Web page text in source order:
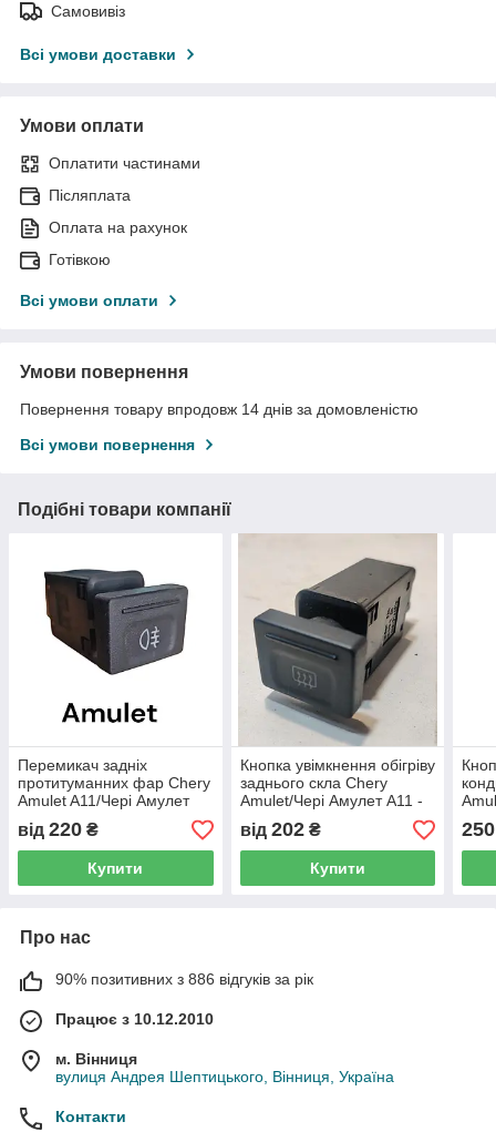
Самовивіз
Всі умови доставки
Умови оплати
Оплатити частинами
Післяплата
Оплата на рахунок
Готівкою
Всі умови оплати
Умови повернення
Повернення товару впродовж 14 днів за домовленістю
Всі умови повернення
Подібні товари компанії
Перемикач задніх
протитуманних фар Chery
Amulet A11/Чері Амулет
А11 - A15-3732070, (з
розбірки)
від 220 ₴
Купити
Кнопка увімкнення обігріву
заднього скла Chery
Amulet/Чері Амулет А11 -
A15-3744010, (з розбірки)
від 202₴
Купити
А11
250
Про нас
90% позитивних з 886 відгуків за рік
Працює з 10.12.2010
м. Вінниця
вулиця Андрея Шептицького, Вінниця, Україна
Контакти